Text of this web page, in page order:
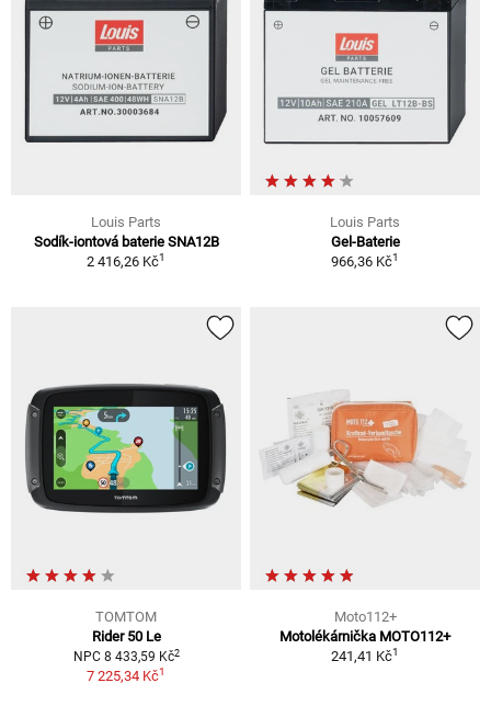
Louis Parts
Sodík-iontová baterie SNA12B
2 416,26 Kč1
Louis Parts
Gel-Baterie
966,36 Kč1
TOMTOM
Rider 50 Le
NPC 8 433,59 Kč2
7 225,34 Kč1
Moto112+
Motolékárnička MOTO112+
241,41 Kč1